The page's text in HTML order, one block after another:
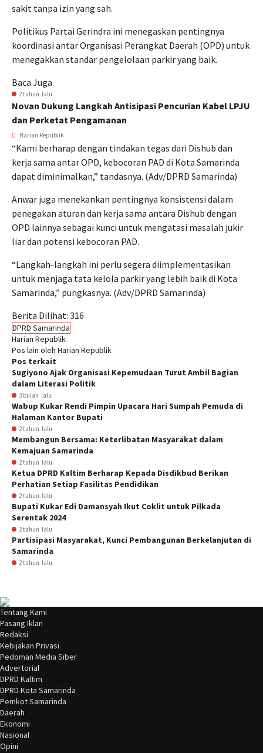
sakit tanpa izin yang sah.
Politikus Partai Gerindra ini menegaskan pentingnya
koordinasi antar Organisasi Perangkat Daerah (OPD) untuk
menegakkan standar pengelolaan parkir yang baik.
Baca Juga
2 tahun lalu
Novan Dukung Langkah Antisipasi Pencurian Kabel LPJU
dan Perketat Pengamanan
Harian Republik
“Kami berharap dengan tindakan tegas dari Dishub dan
kerja sama antar OPD, kebocoran PAD di Kota Samarinda
dapat diminimalkan,” tandasnya. (Adv/DPRD Samarinda)
Anwar juga menekankan pentingnya konsistensi dalam
penegakan aturan dan kerja sama antara Dishub dengan
OPD lainnya sebagai kunci untuk mengatasi masalah jukir
liar dan potensi kebocoran PAD.
“Langkah-langkah ini perlu segera diimplementasikan
untuk menjaga tata kelola parkir yang lebih baik di Kota
Samarinda,” pungkasnya. (Adv/DPRD Samarinda)
Berita Dilihat: 316
DPRD Samarinda
Harian Republik
Pos lain oleh Harian Republik
Pos terkait
Sugiyono Ajak Organisasi Kepemudaan Turut Ambil Bagian
dalam Literasi Politik
3 bulan lalu
Wabup Kukar Rendi Pimpin Upacara Hari Sumpah Pemuda di
Halaman Kantor Bupati
2 tahun lalu
Membangun Bersama: Keterlibatan Masyarakat dalam
Kemajuan Samarinda
2 tahun lalu
Ketua DPRD Kaltim Berharap Kepada Disdikbud Berikan
Perhatian Setiap Fasilitas Pendidikan
2 tahun lalu
Bupati Kukar Edi Damansyah Ikut Coklit untuk Pilkada
Serentak 2024
2 tahun lalu
Partisipasi Masyarakat, Kunci Pembangunan Berkelanjutan di
Samarinda
2 tahun lalu
Tentang Kami
Pasang Iklan
Redaksi
Kebijakan Privasi
Pedoman Media Siber
Advertorial
DPRD Kaltim
DPRD Kota Samarinda
Pemkot Samarinda
Daerah
Ekonomi
Nasional
Opini